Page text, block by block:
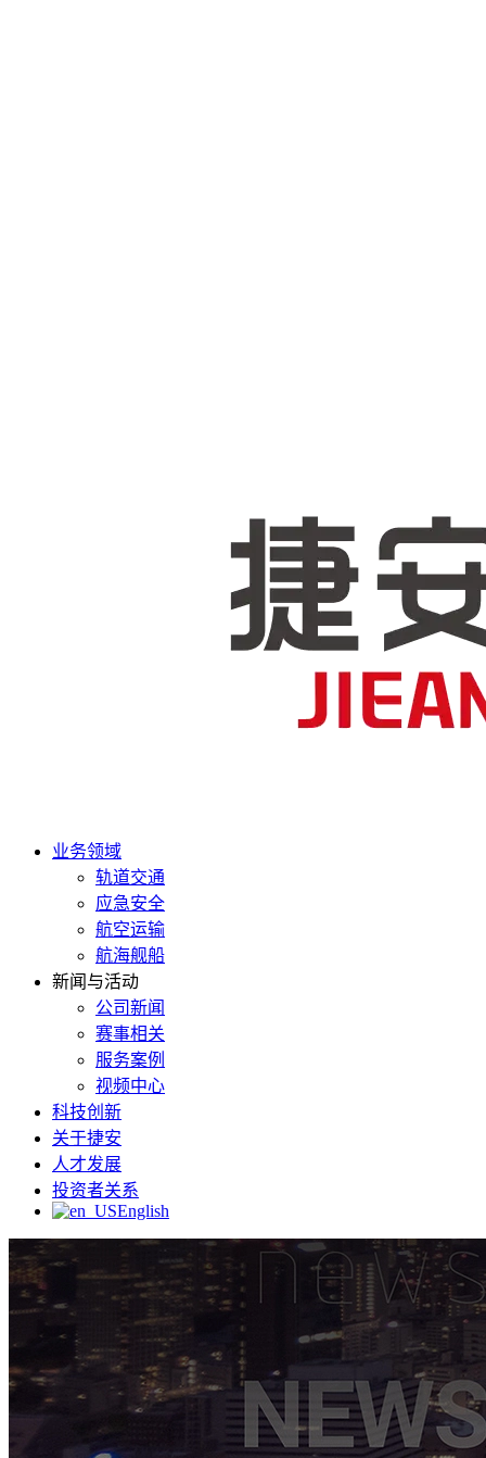
业务领域
轨道交通
应急安全
航空运输
航海舰船
新闻与活动
公司新闻
赛事相关
服务案例
视频中心
科技创新
关于捷安
人才发展
投资者关系
English